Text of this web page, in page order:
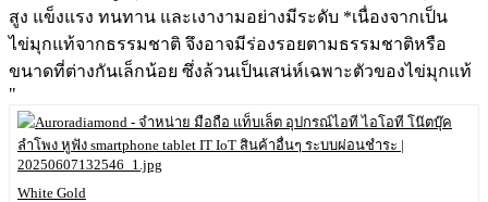
สูง แข็งแรง ทนทาน และเงางามอย่างมีระดับ *เนื่องจากเป็น
ไข่มุกแท้จากธรรมชาติ จึงอาจมีร่องรอยตามธรรมชาติหรือ
ขนาดที่ต่างกันเล็กน้อย ซึ่งล้วนเป็นเสน่ห์เฉพาะตัวของไข่มุกแท้
"
White Gold